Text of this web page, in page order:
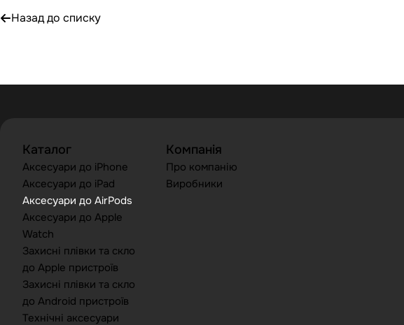
Назад до списку
Каталог
Аксесуари до iPhone
Аксесуари до iPad
Аксесуари до AirPods
Аксесуари до Apple
Watch
Захисні плівки та скло
до Apple пристроїв
Захисні плівки та скло
до Android пристроїв
Технічні аксесуари
Компанія
Про компанію
Виробники